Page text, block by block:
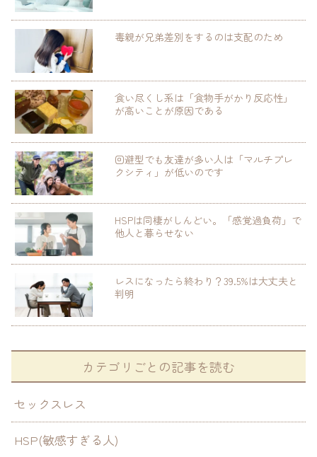
毒親が兄弟差別をするのは支配のため
食い尽くし系は「食物手がかり反応性」
が高いことが原因である
回避型でも友達が多い人は「マルチプレ
クシティ」が低いのです
HSPは同棲がしんどい。「感覚過負荷」で
他人と暮らせない
レスになったら終わり？39.5%は大丈夫と
判明
カテゴリごとの記事を読む
セックスレス
HSP(敏感すぎる人)